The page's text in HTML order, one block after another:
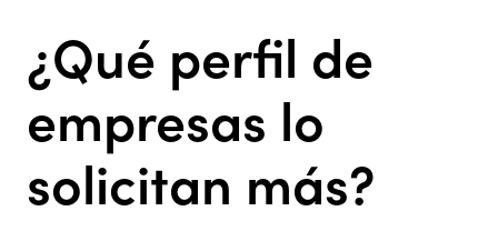
¿Qué perfil de
empresas lo
solicitan más?